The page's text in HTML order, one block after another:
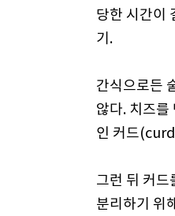
당한 시간이
기.
간식으로든
않다. 치즈를
인 커드
그런 뒤 커드
분리하기 위